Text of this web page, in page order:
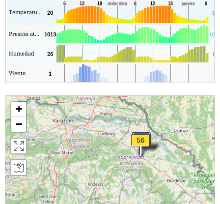
Temperatura. 20 14
Presión atmosférica 1013
Humedad 26 11
Viento 1 0
+
−